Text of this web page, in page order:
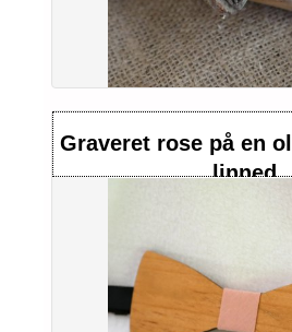
Graveret rose på en
linned